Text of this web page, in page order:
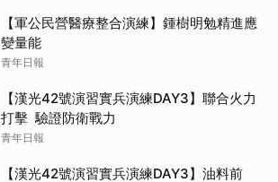
【軍公民營醫療整合演練】鍾樹明勉精進應
變量能
青年日報
【漢光42號演習實兵演練DAY3】聯合火力
打擊 驗證防衛戰力
青年日報
【漢光42號演習實兵演練DAY3】油料前